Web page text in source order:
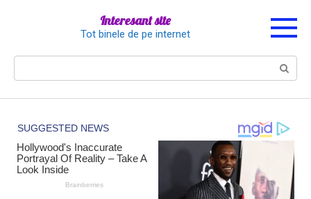
Interesant site
Tot binele de pe internet